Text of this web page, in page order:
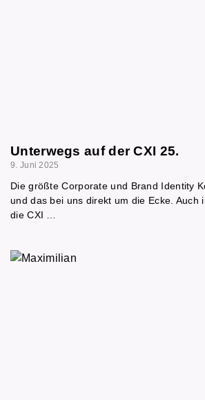
Unterwegs auf der CXI 25.
9. Juni 2025
Die größte Corporate und Brand Identity
und das bei uns direkt um die Ecke. Auch
die CXI …